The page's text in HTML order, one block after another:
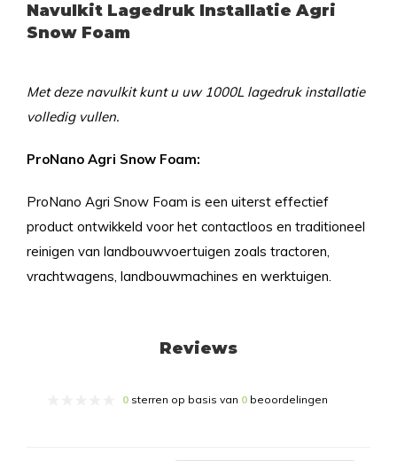
Navulkit Lagedruk Installatie Agri
Snow Foam
Met deze navulkit kunt u uw 1000L lagedruk installatie
volledig vullen.
ProNano Agri Snow Foam:
ProNano Agri Snow Foam is een uiterst effectief
product ontwikkeld voor het contactloos en traditioneel
reinigen van landbouwvoertuigen zoals tractoren,
vrachtwagens, landbouwmachines en werktuigen.
Reviews
0 sterren op basis van 0 beoordelingen